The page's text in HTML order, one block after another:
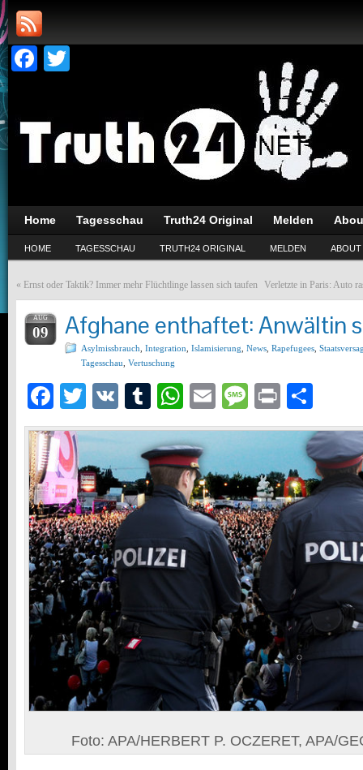
Facebook
Home Tagesschau Truth24 Original Melden
HOME TAGESSCHAU TRUTH24 ORIGINAL MELDEN ABOUT
« Ernst oder Taktik? Immer mehr Flüchtlinge lassen sich taufen Verletzte in Paris: Auto
AUG
09 Afghane enthaftet: Anwältin
Asylmissbrauch Integration Islamisierung News Rapefugees
Tagesschau Vertuschung
Facebook
Twitter
VK Tumblr
WhatsApp
EmailMessage
Print
Foto: APA/HERBERT P. OCZERET, APA/